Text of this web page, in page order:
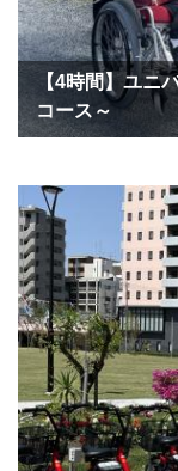
【4時間】ユニ
コース～